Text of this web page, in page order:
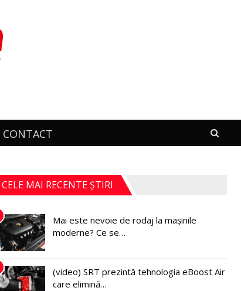
CONTACT
CELE MAI RECENTE ȘTIRI
Mai este nevoie de rodaj la mașinile
moderne? Ce se…
(video) SRT prezintă tehnologia eBoost Air
care elimină…